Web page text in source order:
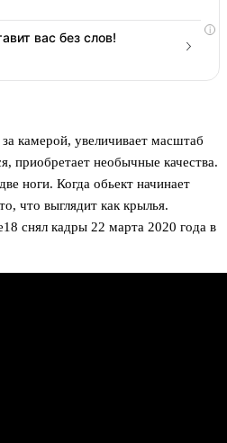
i
вас без слов!
камерой, увеличивает масштаб
приобретает необычные качества.
ноги. Когда обьект начинает
что выглядит как крылья.
снял кадры 22 марта 2020 года в